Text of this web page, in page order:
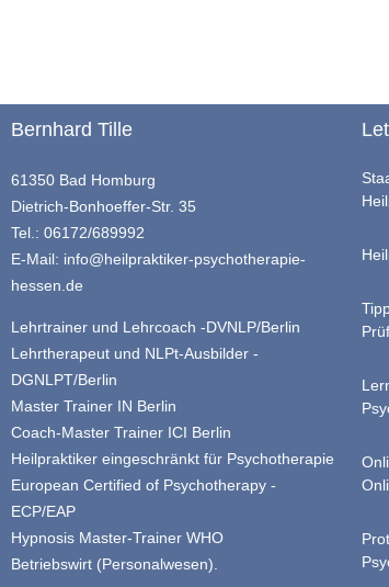
Bernhard Tille
61350 Bad Homburg
Dietrich-Bonhoeffer-Str. 35
Tel.: 06172/689992
E-Mail: info@heilpraktiker-psychotherapie-
hessen.de
Lehrtrainer und Lehrcoach -DVNLP/Berlin
Lehrtherapeut und NLPt-Ausbilder -
DGNLPT/Berlin
Master Trainer IN Berlin
Coach-Master Trainer ICI Berlin
Heilpraktiker eingeschränkt für Psychotherapie
European Certified of Psychotherapy -
ECP/EAP
Hypnosis Master-Trainer WHO
Betriebswirt (Personalwesen).